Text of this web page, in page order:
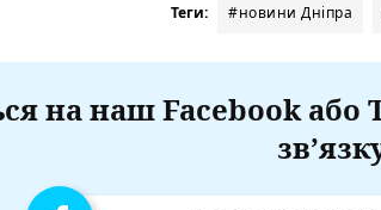
Теги: #новини Дніпра
на наш Facebook